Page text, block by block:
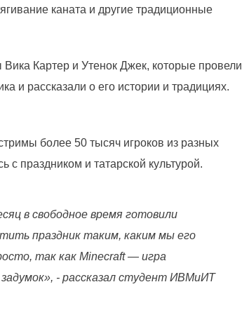
каната и другие традиционные
Картер и Утенок Джек, которые провели
и рассказали о его истории и традициях.
более 50 тысяч игроков из разных
с праздником и татарской культурой.
в свободное время готовили
праздник таким, каким мы его
так как Minecraft — игра
задумок», - рассказал студент ИВМиИТ